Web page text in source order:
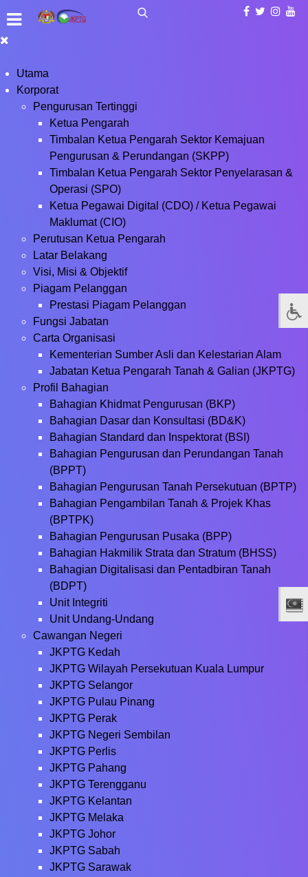
Utama
Korporat
Pengurusan Tertinggi
Ketua Pengarah
Timbalan Ketua Pengarah Sektor Kemajuan
Pengurusan & Perundangan (SKPP)
Timbalan Ketua Pengarah Sektor Penyelarasan &
Operasi (SPO)
Ketua Pegawai Digital (CDO) / Ketua Pegawai
Maklumat (CIO)
Perutusan Ketua Pengarah
Latar Belakang
Visi, Misi & Objektif
Piagam Pelanggan
Prestasi Piagam Pelanggan
Fungsi Jabatan
Carta Organisasi
Kementerian Sumber Asli dan Kelestarian Alam
Jabatan Ketua Pengarah Tanah & Galian (JKPTG)
Profil Bahagian
Bahagian Khidmat Pengurusan (BKP)
Bahagian Dasar dan Konsultasi (BD&K)
Bahagian Standard dan Inspektorat (BSI)
Bahagian Pengurusan dan Perundangan Tanah
(BPPT)
Bahagian Pengurusan Tanah Persekutuan (BPTP)
Bahagian Pengambilan Tanah & Projek Khas
(BPTPK)
Bahagian Pengurusan Pusaka (BPP)
Bahagian Hakmilik Strata dan Stratum (BHSS)
Bahagian Digitalisasi dan Pentadbiran Tanah
(BDPT)
Unit Integriti
Unit Undang-Undang
Cawangan Negeri
JKPTG Kedah
JKPTG Wilayah Persekutuan Kuala Lumpur
JKPTG Selangor
JKPTG Pulau Pinang
JKPTG Perak
JKPTG Negeri Sembilan
JKPTG Perlis
JKPTG Pahang
JKPTG Terengganu
JKPTG Kelantan
JKPTG Melaka
JKPTG Johor
JKPTG Sabah
JKPTG Sarawak